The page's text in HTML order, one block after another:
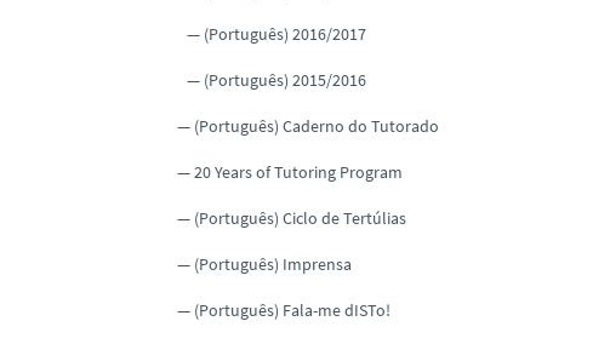
(Português) 2016/2017
(Português) 2015/2016
(Português) Caderno do Tutorado
20 Years of Tutoring Program
(Português) Ciclo de Tertúlias
(Português) Imprensa
(Português) Fala-me dISTo!